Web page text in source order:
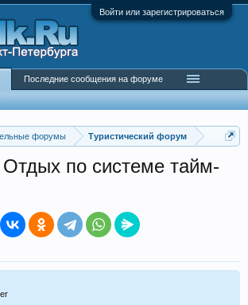
Войти или зарегистрироваться
форумы Туристический форум
по системе тайм-
Последние сообщения на форуме